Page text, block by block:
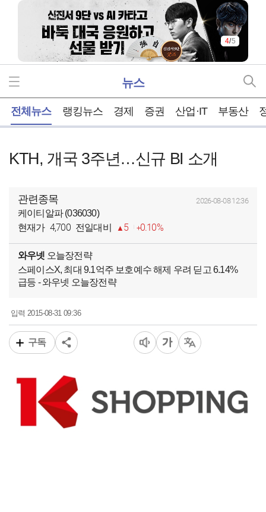
4/5
뉴스
전체뉴스 랭킹뉴스 경제 증권 산업·IT 부동산
KTH, 개국 3주년…신규 BI 소개
관련종목 2026-08-08 12:36
케이티알파 (036030)
현재가 4,700 전일대비 5 0.10%
와우넷 오늘장전략
스페이스X, 최대 9.1억주 보호예수 해제 우려 딛고 6.14%
급등 - 와우넷 오늘장전략
입력2015-08-31 09:36
구독